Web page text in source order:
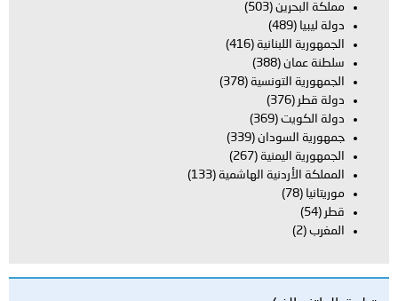
مملكة البحرين (503)
دولة ليبيا (489)
الجمهورية اللبنانية (416)
سلطنة عمان (388)
الجمهورية التونسية (378)
دولة قطر (376)
دولة الكويت (369)
جمهورية السودان (339)
الجمهورية اليمنية (267)
المملكة الأردنية الهاشمية (133)
موريتانيا (78)
قطر (54)
المغرب (2)